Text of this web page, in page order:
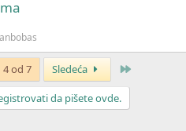
4 od 7 Sledeća
da pišete ovde.